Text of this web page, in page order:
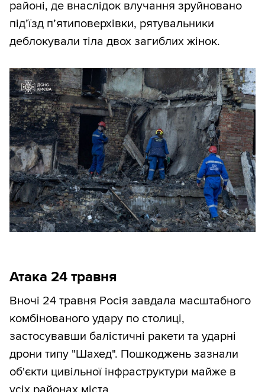
районі, де внаслідок влучання зруйновано
під’їзд п’ятиповерхівки, рятувальники
деблокували тіла двох загиблих жінок.
Атака 24 травня
Вночі 24 травня Росія завдала масштабного
комбінованого удару по столиці,
застосувавши балістичні ракети та ударні
дрони типу "Шахед". Пошкоджень зазнали
об'єкти цивільної інфраструктури майже в